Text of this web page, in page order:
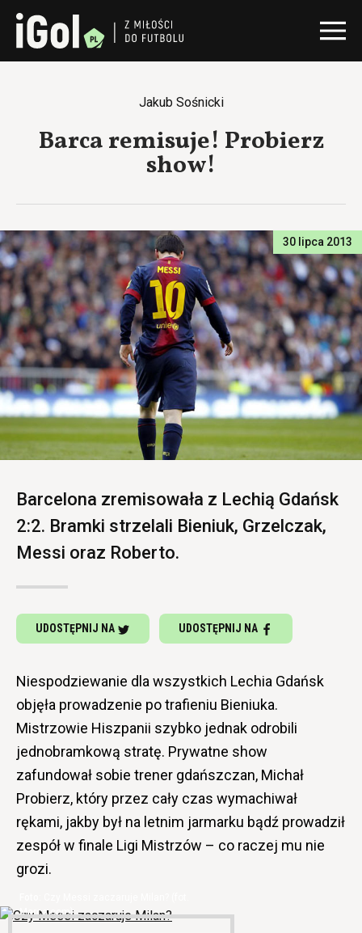
Jakub Sośnicki
Barca remisuje! Probierz
show!
30 lipca 2013
Barcelona zremisowała z Lechią Gdańsk
2:2. Bramki strzelali Bieniuk, Grzelczak,
Messi oraz Roberto.
UDOSTĘPNIJ NA UDOSTĘPNIJ NA
Niespodziewanie dla wszystkich Lechia Gdańsk
objęła prowadzenie po trafieniu Bieniuka.
Mistrzowie Hiszpanii szybko jednak odrobili
jednobramkową stratę. Prywatne show
zafundował sobie trener gdańszczan, Michał
Probierz, który przez cały czas wymachiwał
rękami, jakby był na letnim jarmarku bądź prowadził
zespół w finale Ligi Mistrzów – co raczej mu nie
grozi.
Marca.com)